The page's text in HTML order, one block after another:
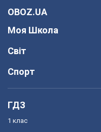
OBOZ.UA
Моя Школа
Світ
Спорт
ГДЗ
1 клас